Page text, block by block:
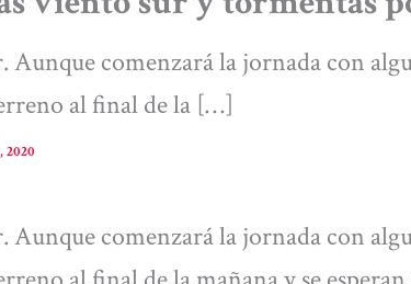
comenzará la jornada con
al final de la […]
2020
comenzará la jornada con